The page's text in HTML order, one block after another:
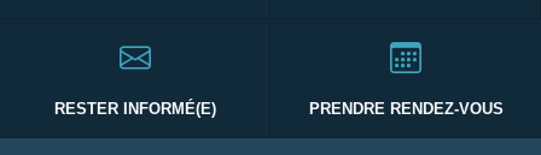
RESTER INFORMÉ(E) PRENDRE RENDEZ-VOUS